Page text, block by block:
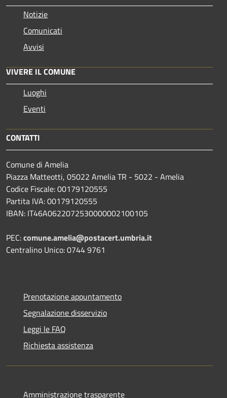
Notizie
Comunicati
Avvisi
VIVERE IL COMUNE
Luoghi
Eventi
CONTATTI
Comune di Amelia
Piazza Matteotti, 05022 Amelia TR - 5022 - Amelia
Codice Fiscale: 00179120555
Partita IVA: 00179120555
IBAN: IT46A0622072530000002100105
PEC:comune.amelia@postacert.umbria.it
Centralino Unico: 0744 9761
Prenotazione appuntamento
Segnalazione disservizio
Leggi le FAQ
Richiesta assistenza
Amministrazione trasparente